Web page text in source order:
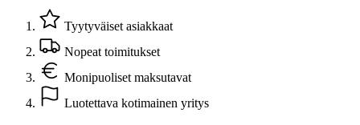
Tyytyväiset asiakkaat
Nopeat toimitukset
Monipuoliset maksutavat
Luotettava kotimainen yritys